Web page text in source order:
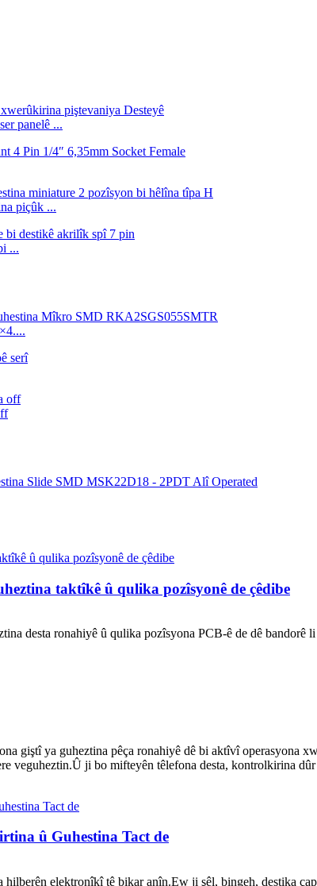
panelê ...
piçûk ...
...
taktîkê û qulika pozîsyonê de çêdibe
desta ronahiyê û qulika pozîsyona PCB-ê de dê bandorê
giştî ya guheztina pêça ronahiyê dê bi aktîvî operasyona
veguheztin.Û ji bo mifteyên têlefona desta, kontrolkirina dûr
û Guhestina Tact de
elektronîkî tê bikar anîn.Ew ji şêl, bingeh, destika